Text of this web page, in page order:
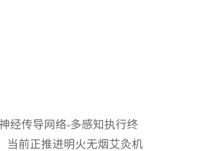
经传导网络-多感知执行终
当前正推进明火无烟艾灸机